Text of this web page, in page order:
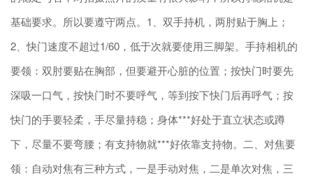
基础要求。所以要遵守两点。1、双手持机，两肘贴于胸上；
2、快门速度不超过1/60，低于次就要使用三脚架。手持相机的
要领：双肘要贴在胸部，但要避开心脏的位置；按快门时要先
深吸一口气，按快门时不要呼气，等到按下快门后再呼气；按
快门的手要轻柔，手尽量持稳；身体***好处于直立状态或蹲
下，尽量不要弯腰；有支持物就***好依靠支持物。二、对焦要
领：自动对焦有三种方式，一是手动对焦，二是单次对焦，三